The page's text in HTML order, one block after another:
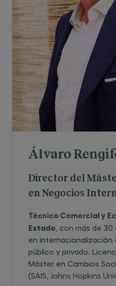
Álvaro
Director del
en Negocios
Técnico Comercial y
Estado , con más de
en internacionalización
público y privado.
Máster en Cambios
(SAIS, Johns Hopkins